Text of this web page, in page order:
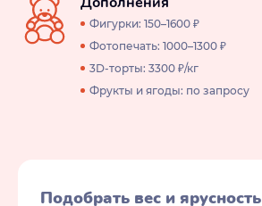
Фигурки: 150–1600 ₽
Фотопечать: 1000–1300 ₽
3D-торты: 3300 ₽/кг
Фрукты и ягоды: по запросу
Подобрать вес и ярусность